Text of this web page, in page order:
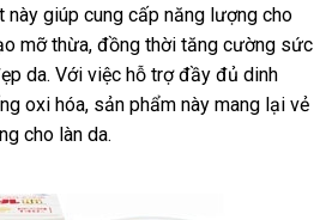
này giúp cung cấp năng lượng cho
mỡ thừa, đồng thời tăng cường sức
da. Với việc hỗ trợ đầy đủ dinh
oxi hóa, sản phẩm này mang lại vẻ
cho làn da.